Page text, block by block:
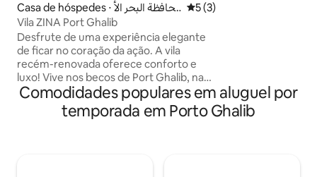
Casa de hóspedes ⋅ محافظة البحر الأ
حمر
5 de uma avaliação média
5 (3)
Vila ZINA Port Ghalib
Desfrute de uma experiência elegante
de ficar no coração da ação. A vila
recém-renovada oferece conforto e
luxo! Vive nos becos de Port Ghalib, na
Marina, um calçadão menor, feito para
caminhadas noturnas ou compras com
produtos orientais de todos os tipos.
noites até a
Comodidades populares em aluguel por
temporada em Porto Ghalib